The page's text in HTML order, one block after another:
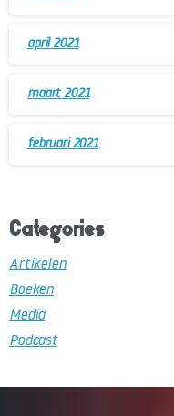
april 2021
maart 2021
februari 2021
Categories
Artikelen
Boeken
Media
Podcast